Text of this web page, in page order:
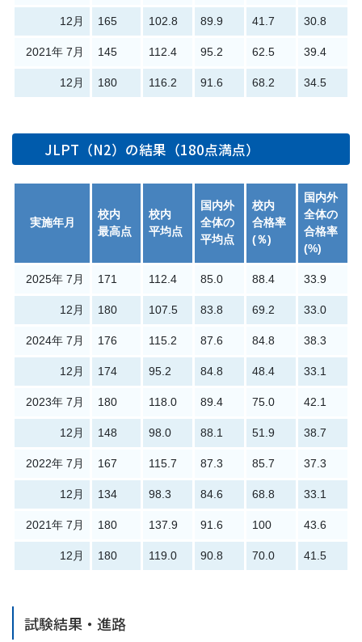
12月 165 102.8 89.9 41.7 30.8
2021年 7月 145 112.4 95.2 62.5 39.4
12月 180 116.2 91.6 68.2 34.5
JLPT（N2）の結果（180点満点）
実施年月
校内
最高点
校内
平均点
国内外
全体の
平均点
校内
合格率
(％)
国内外
全体の
合格率
(%)
2025年 7月 171 112.4 85.0 88.4 33.9
12月 180 107.5 83.8 69.2 33.0
2024年 7月 176 115.2 87.6 84.8 38.3
12月 174 95.2 84.8 48.4 33.1
2023年 7月 180 118.0 89.4 75.0 42.1
12月 148 98.0 88.1 51.9 38.7
2022年 7月 167 115.7 87.3 85.7 37.3
12月 134 98.3 84.6 68.8 33.1
2021年 7月 180 137.9 91.6 100 43.6
12月 180 119.0 90.8 70.0 41.5
試験結果・進路